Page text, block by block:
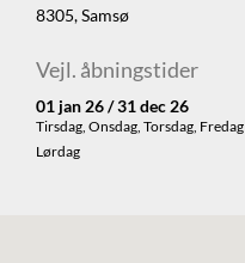
8305, Samsø
Vejl. åbningstider
01 jan 26 / 31 dec 26
Tirsdag, Onsdag, Torsdag, Fredag
Lørdag